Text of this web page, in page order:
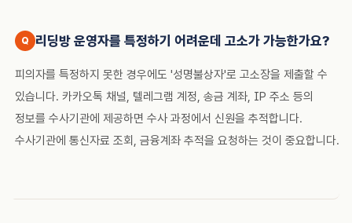
리딩방 운영자를 특정하기 어려운데 고소가 가능한가요?
피의자를 특정하지 못한 경우에도 '성명불상자'로 고소장을 제출할 수
있습니다. 카카오톡 채널, 텔레그램 계정, 송금 계좌, IP 주소 등의
정보를 수사기관에 제공하면 수사 과정에서 신원을 추적합니다.
수사기관에 통신자료 조회, 금융계좌 추적을 요청하는 것이 중요합니다.